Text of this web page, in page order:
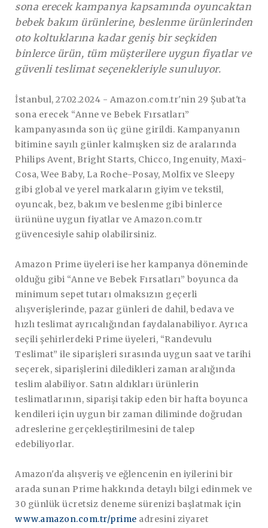
sona erecek kampanya kapsamında oyuncaktan
bebek bakım ürünlerine, beslenme ürünlerinden
oto koltuklarına kadar geniş bir seçkiden
binlerce ürün, tüm müşterilere uygun fiyatlar ve
güvenli teslimat seçenekleriyle sunuluyor.
İstanbul, 27.02.2024 - Amazon.com.tr'nin 29 Şubat'ta
sona erecek “Anne ve Bebek Fırsatları”
kampanyasında son üç güne girildi. Kampanyanın
bitimine sayılı günler kalmışken siz de aralarında
Philips Avent, Bright Starts, Chicco, Ingenuity, Maxi-
Cosa, Wee Baby, La Roche-Posay, Molfix ve Sleepy
gibi global ve yerel markaların giyim ve tekstil,
oyuncak, bez, bakım ve beslenme gibi binlerce
ürününe uygun fiyatlar ve Amazon.com.tr
güvencesiyle sahip olabilirsiniz.
Amazon Prime üyeleri ise her kampanya döneminde
olduğu gibi “Anne ve Bebek Fırsatları” boyunca da
minimum sepet tutarı olmaksızın geçerli
alışverişlerinde, pazar günleri de dahil, bedava ve
hızlı teslimat ayrıcalığından faydalanabiliyor. Ayrıca
seçili şehirlerdeki Prime üyeleri, “Randevulu
Teslimat” ile siparişleri sırasında uygun saat ve tarihi
seçerek, siparişlerini diledikleri zaman aralığında
teslim alabiliyor. Satın aldıkları ürünlerin
teslimatlarının, siparişi takip eden bir hafta boyunca
kendileri için uygun bir zaman diliminde doğrudan
adreslerine gerçekleştirilmesini de talep
edebiliyorlar.
Amazon'da alışveriş ve eğlencenin en iyilerini bir
arada sunan Prime hakkında detaylı bilgi edinmek ve
30 günlük ücretsiz deneme sürenizi başlatmak için
www.amazon.com.tr/prime adresini ziyaret